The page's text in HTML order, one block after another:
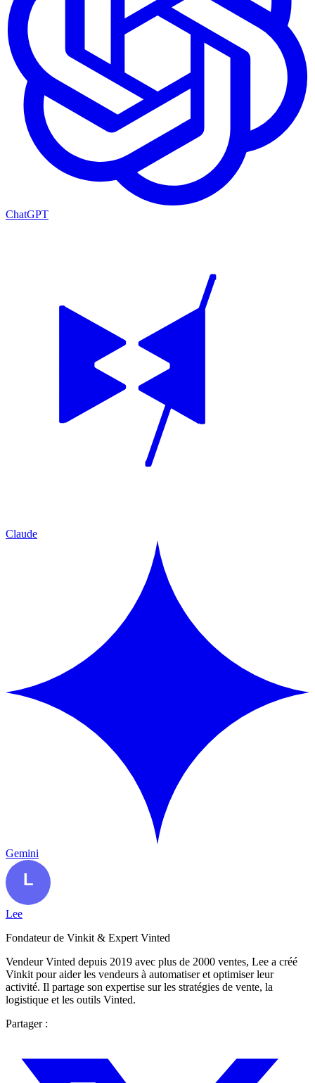
ChatGPT
Claude
Gemini
Lee
Fondateur de Vinkit & Expert Vinted
Vendeur Vinted depuis 2019 avec plus de 2000 ventes, Lee a créé
Vinkit pour aider les vendeurs à automatiser et optimiser leur
activité. Il partage son expertise sur les stratégies de vente, la
logistique et les outils Vinted.
Partager :